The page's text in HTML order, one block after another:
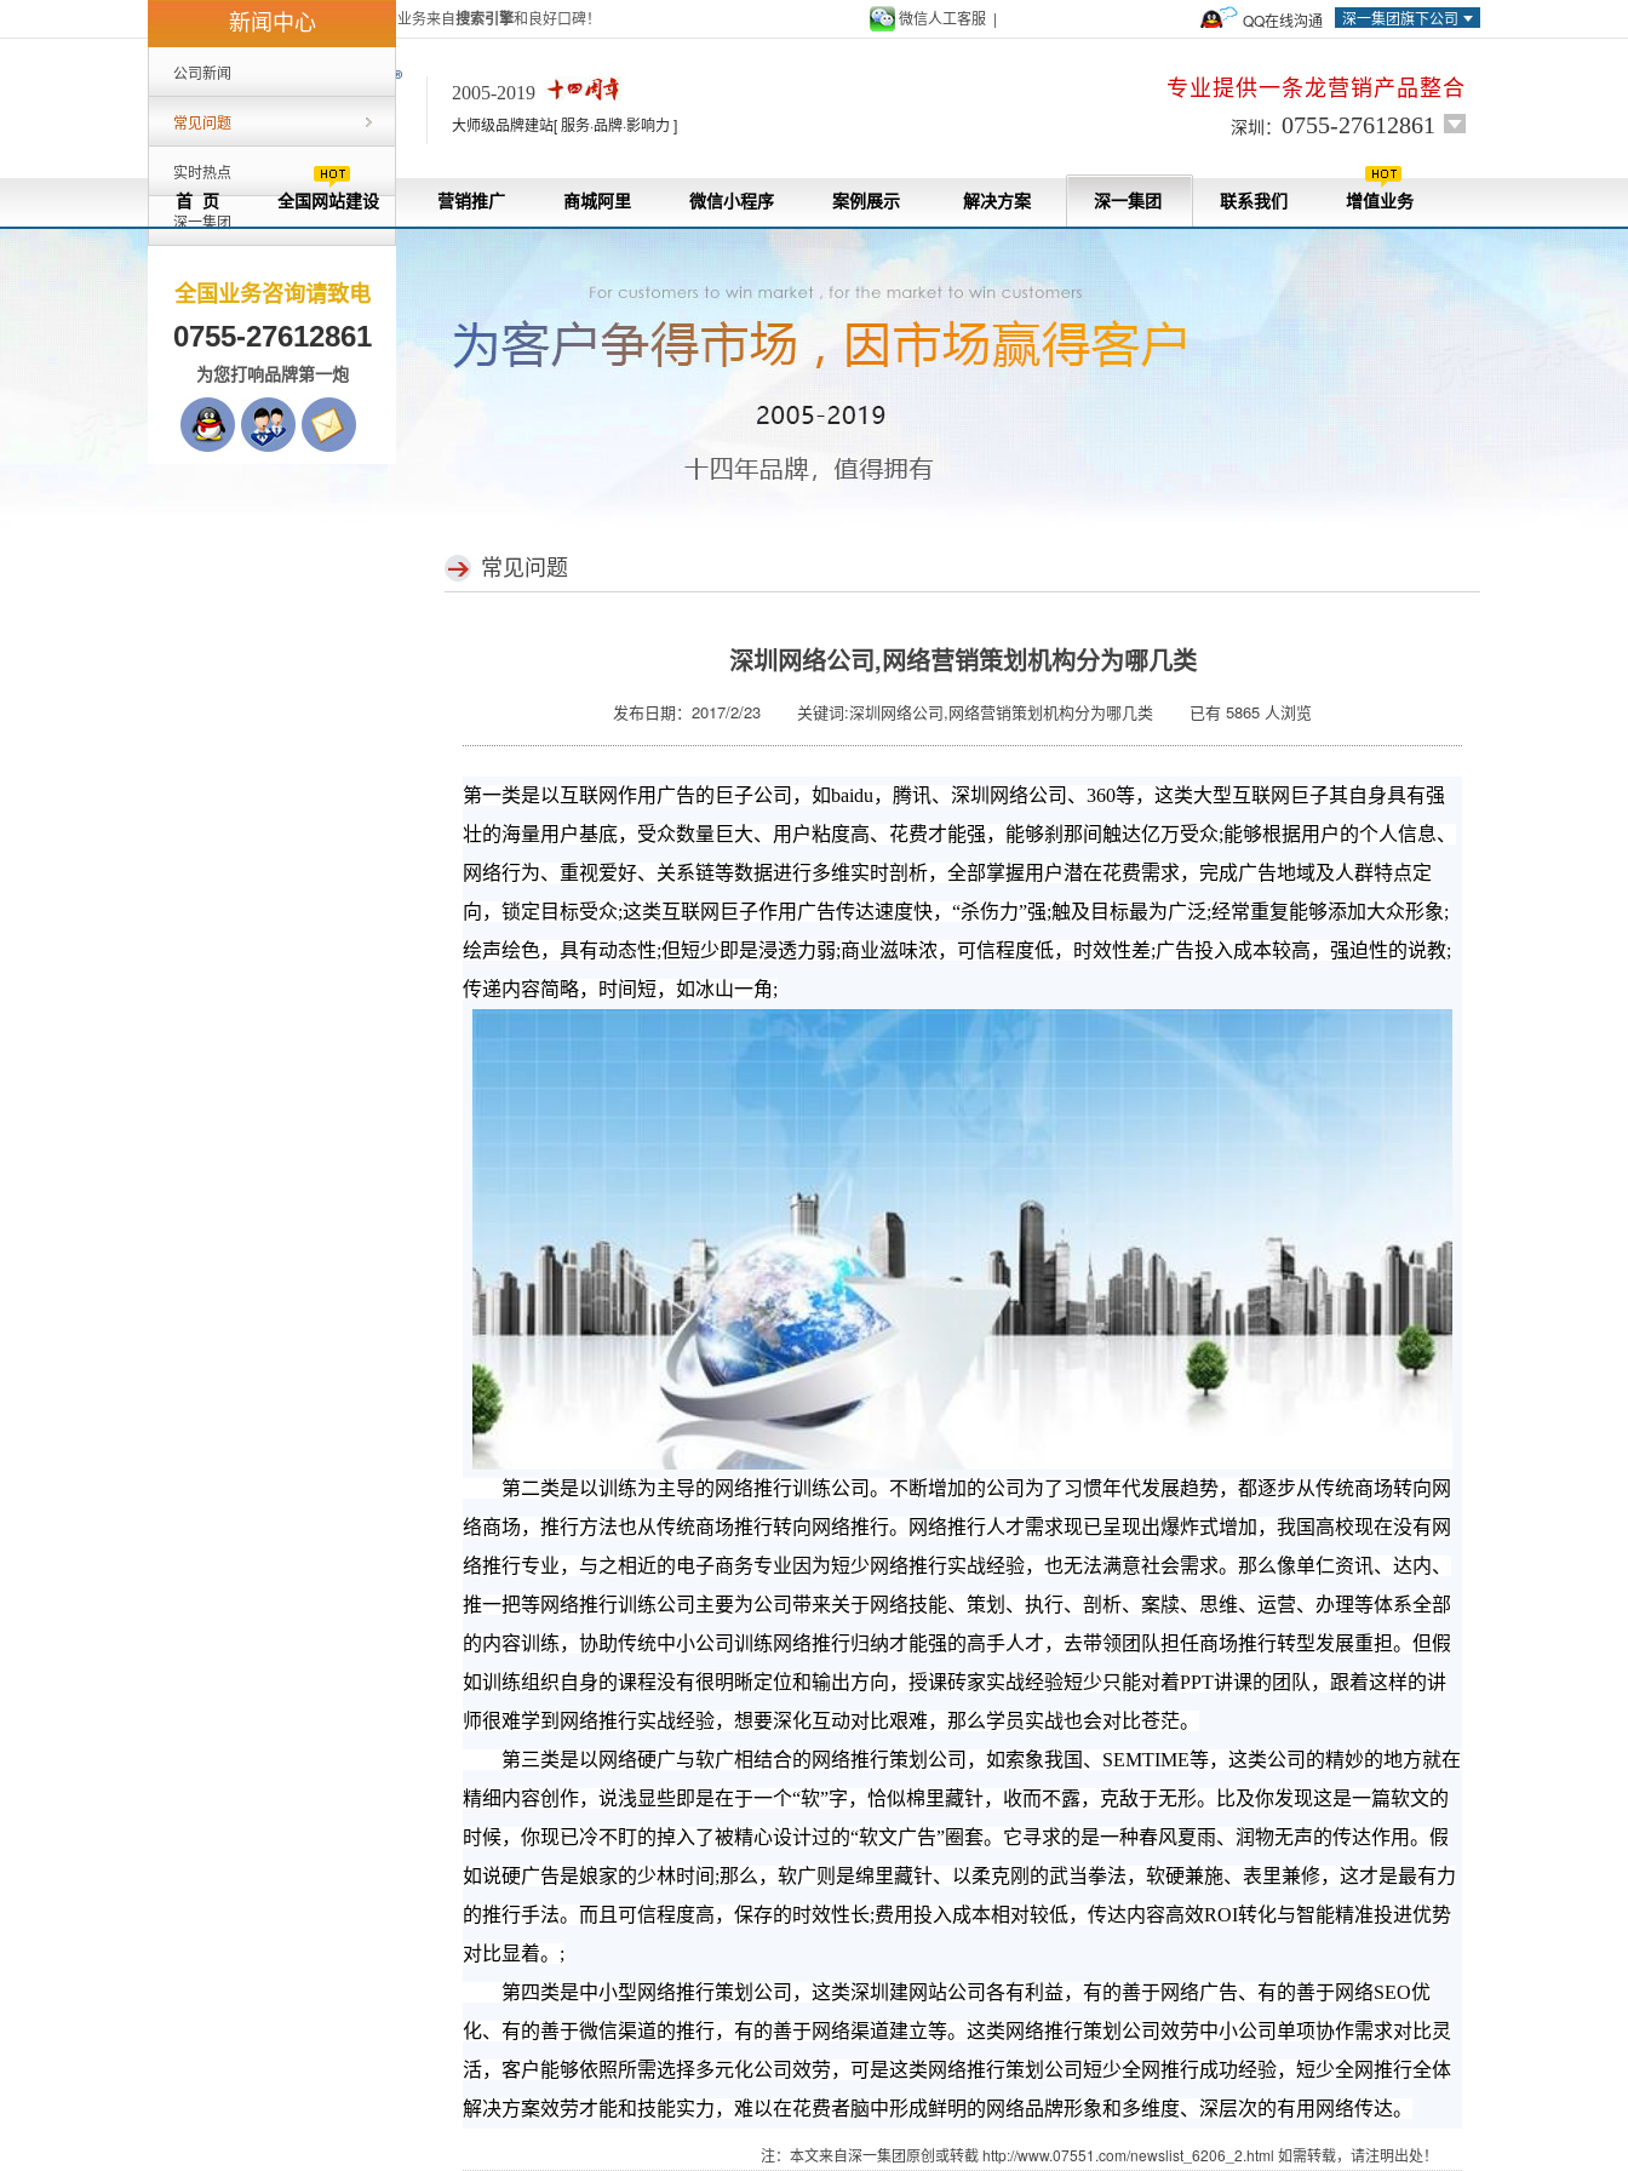
深一集团40%的客户来自外地，80%的业务来自搜索引擎和良好口碑！ 深一集团旗下公司
微信人工客服 | QQ在线沟通
2005-2019
大师级品牌建站[ 服务·品牌·影响力 ]
专业提供一条龙营销产品整合
深圳： 0755-27612861
首 页 全国网站建设 营销推广 商城阿里 微信小程序 案例展示 解决方案 深一集团 联系我们 增值业务
新闻中心
公司新闻
常见问题
实时热点
深一集团
全国业务咨询请致电
0755-27612861
为您打响品牌第一炮
常见问题
深圳网络公司,网络营销策划机构分为哪几类
发布日期：2017/2/23 关键词:深圳网络公司,网络营销策划机构分为哪几类 已有 5865 人浏览
第一类是以互联网作用广告的巨子公司，如baidu，腾讯、 深圳网络公司 、 360等，这类大型互联网巨子其自身具有强
壮的海量用户基底，受众数量巨大、用户粘度高、花费才能强，能够刹那间触达亿万受众;能够根据用户的个人信息、
网络行为、重视爱好、关系链等数据进行多维实时剖析，全部掌握用户潜在花费需求，完成广告地域及人群特点定
向，锁定目标受众;这类互联网巨子作用广告传达速度快，“杀伤力”强;触及目标最为广泛;经常重复能够添加大众形象;
绘声绘色，具有动态性;但短少即是浸透力弱;商业滋味浓，可信程度低，时效性差;广告投入成本较高，强迫性的说教;
传递内容简略，时间短，如冰山一角;
第二类是以训练为主导的网络推行训练公司。不断增加的公司为了习惯年代发展趋势，都逐步从传统商场转向网
络商场，推行方法也从传统商场推行转向网络推行。网络推行人才需求现已呈现出爆炸式增加，我国高校现在没有网
络推行专业，与之相近的电子商务专业因为短少网络推行实战经验，也无法满意社会需求。那么像单仁资讯、达内、
推一把等网络推行训练公司主要为公司带来关于网络技能、策划、执行、剖析、案牍、思维、运营、办理等体系全部
的内容训练，协助传统中小公司训练网络推行归纳才能强的高手人才，去带领团队担任商场推行转型发展重担。但假
如训练组织自身的课程没有很明晰定位和输出方向，授课砖家实战经验短少只能对着PPT讲课的团队，跟着这样的讲
师很难学到网络推行实战经验，想要深化互动对比艰难，那么学员实战也会对比苍茫。
第三类是以网络硬广与软广相结合的网络推行策划公司，如索象我国、SEMTIME等，这类公司的精妙的地方就在
精细内容创作，说浅显些即是在于一个“软”字，恰似棉里藏针，收而不露，克敌于无形。比及你发现这是一篇软文的
时候，你现已冷不盯的掉入了被精心设计过的“软文广告”圈套。它寻求的是一种春风夏雨、润物无声的传达作用。假
如说硬广告是娘家的少林时间;那么，软广则是绵里藏针、以柔克刚的武当拳法，软硬兼施、表里兼修，这才是最有力
的推行手法。而且可信程度高，保存的时效性长;费用投入成本相对较低，传达内容高效ROI转化与智能精准投进优势
对比显着。;
第四类是中小型网络推行策划公司，这类深圳建网站公司各有利益，有的善于网络广告、有的善于网络SEO优
化、有的善于微信渠道的推行，有的善于网络渠道建立等。这类网络推行策划公司效劳中小公司单项协作需求对比灵
活，客户能够依照所需选择多元化公司效劳，可是这类网络推行策划公司短少全网推行成功经验，短少全网推行全体
解决方案效劳才能和技能实力，难以在花费者脑中形成鲜明的网络品牌形象和多维度、深层次的有用网络传达。
注：本文来自深一集团原创或转截 http://www.07551.com/newslist_6206_2.html 如需转载，请注明出处！